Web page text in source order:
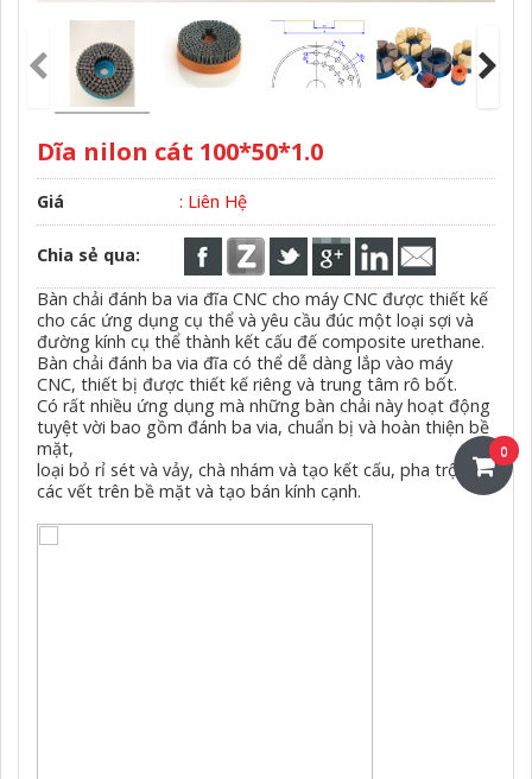
Dĩa nilon cát 100*50*1.0
Giá : Liên Hệ
Chia sẻ qua:
Bàn chải đánh ba via đĩa CNC cho máy CNC được thiết kế
cho các ứng dụng cụ thể và yêu cầu đúc một loại sợi và
đường kính cụ thể thành kết cấu đế composite urethane.
Bàn chải đánh ba via đĩa có thể dễ dàng lắp vào máy
CNC, thiết bị được thiết kế riêng và trung tâm rô bốt.
Có rất nhiều ứng dụng mà những bàn chải này hoạt động
tuyệt vời bao gồm đánh ba via, chuẩn bị và hoàn thiện bề
mặt,
loại bỏ rỉ sét và vảy, chà nhám và tạo kết cấu, pha trộn
các vết trên bề mặt và tạo bán kính cạnh.
0